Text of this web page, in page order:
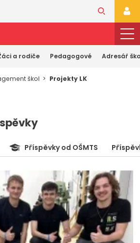
a rodiče Pedagogové Adresář
škol Projekty LK
Příspěvky od OŠMTS